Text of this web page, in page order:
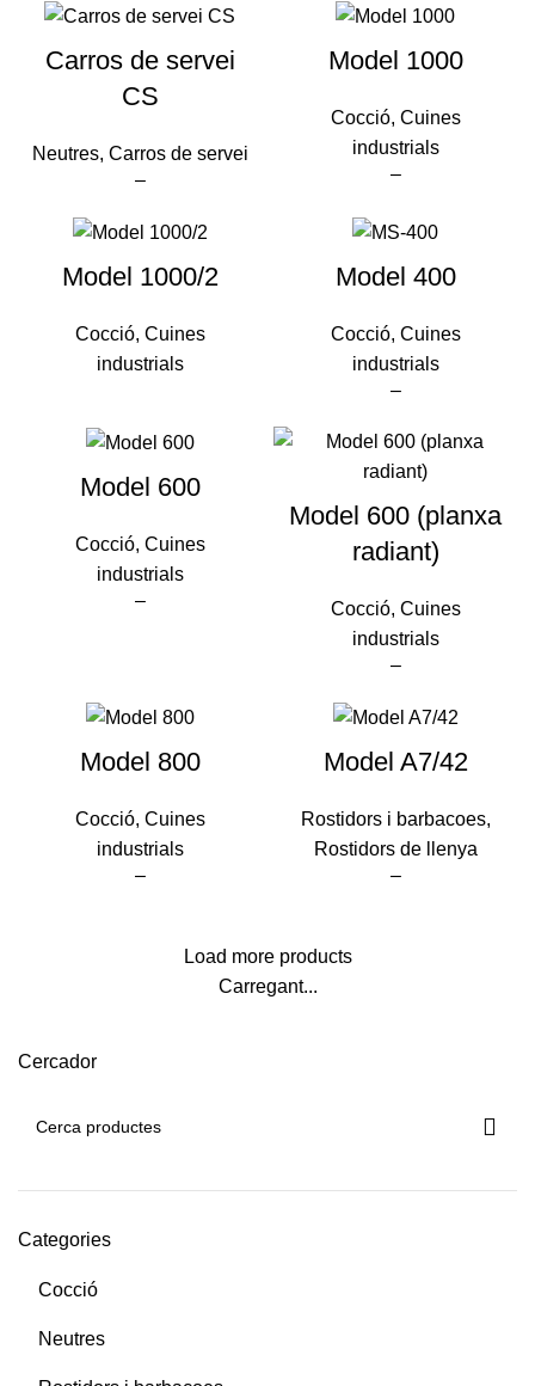
Cercador
Categories
Cocció
Neutres
Carros de servei
CS
Neutres, Carros de servei
–
Model 1000
Cocció, Cuines
industrials
–
Model 1000/2
Cocció, Cuines
industrials
Model 400
Cocció, Cuines
industrials
–
Model 600
Cocció, Cuines
industrials
–
Model 600 (planxa
radiant)
Cocció, Cuines
industrials
–
Model 800
Cocció, Cuines
industrials
–
Model A7/42
Rostidors i barbacoes,
Rostidors de llenya
–
Load more products
Carregant...